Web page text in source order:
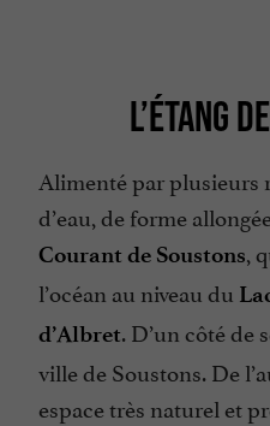
L’ÉTANG
Alimenté par plusieurs
d’eau, de forme
Courant de Soustons,
l’océan au niveau du
d’Albret. D’un côté de
ville de Soustons. De
espace très naturel et